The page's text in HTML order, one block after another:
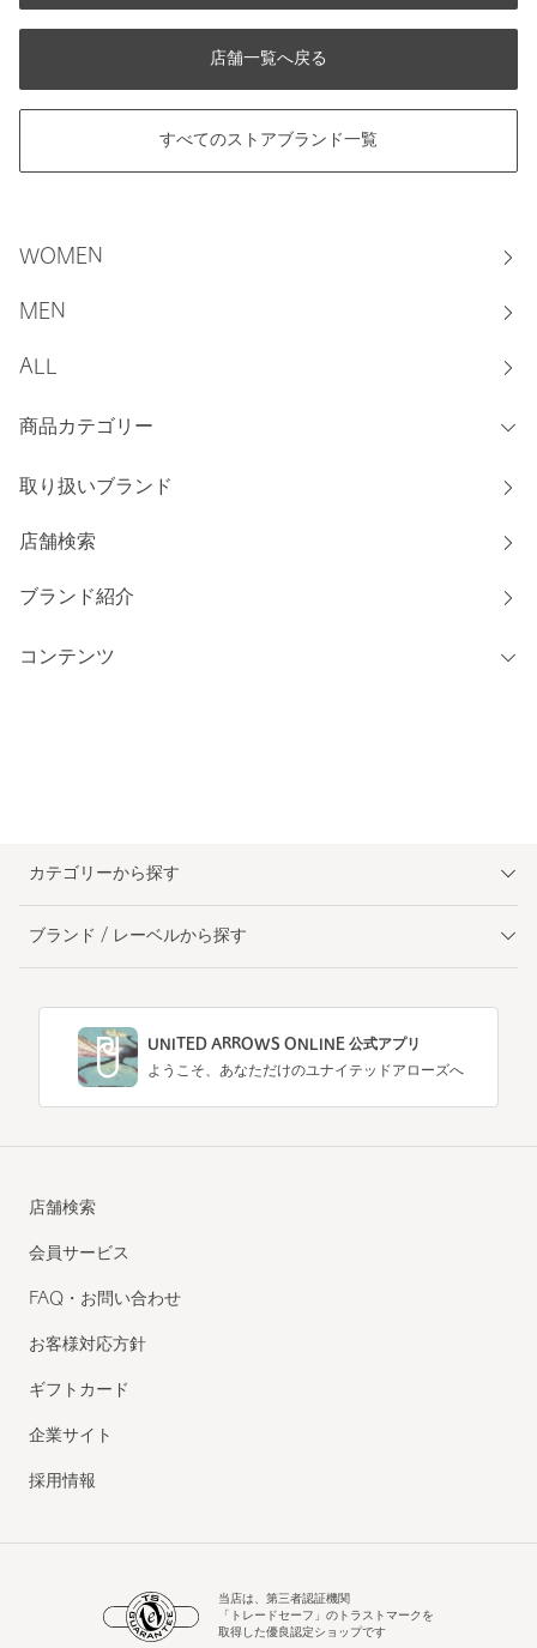
店舗一覧へ戻る
すべてのストアブランド一覧
WOMEN
MEN
ALL
商品カテゴリー
取り扱いブランド
店舗検索
ブランド紹介
コンテンツ
カテゴリーから探す
ブランド / レーベルから探す
UNITED ARROWS ONLINE 公式アプリ
ようこそ、あなただけのユナイテッドアローズへ
店舗検索
会員サービス
FAQ・お問い合わせ
お客様対応方針
ギフトカード
企業サイト
採用情報
当店は、第三者認証機関
「トレードセーフ」のトラストマークを
取得した優良認定ショップです